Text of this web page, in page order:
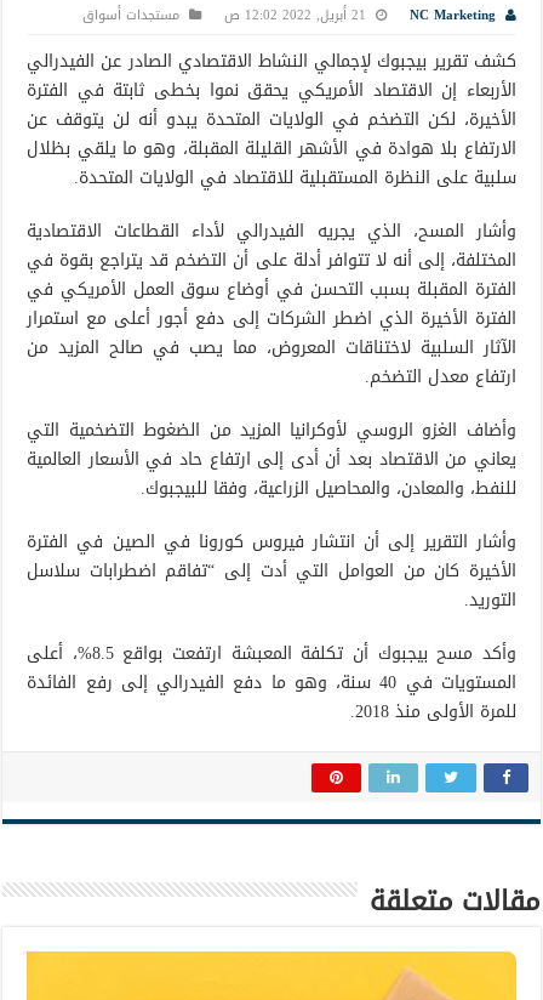
NC Marketing 21 أبريل, 2022 12:02 ص مستجدات أسواق
كشف تقرير بيجبوك لإجمالي النشاط الاقتصادي الصادر عن الفيدرالي
الأربعاء إن الاقتصاد الأمريكي يحقق نموا بخطى ثابتة في الفترة
الأخيرة، لكن التضخم في الولايات المتحدة يبدو أنه لن يتوقف عن
الارتفاع بلا هوادة في الأشهر القليلة المقبلة، وهو ما يلقي بظلال
سلبية على النظرة المستقبلية للاقتصاد في الولايات المتحدة.
وأشار المسح، الذي يجريه الفيدرالي لأداء القطاعات الاقتصادية
المختلفة، إلى أنه لا تتوافر أدلة على أن التضخم قد يتراجع بقوة في
الفترة المقبلة بسبب التحسن في أوضاع سوق العمل الأمريكي في
الفترة الأخيرة الذي اضطر الشركات إلى دفع أجور أعلى مع استمرار
الآثار السلبية لاختناقات المعروض، مما يصب في صالح المزيد من
ارتفاع معدل التضخم.
وأضاف الغزو الروسي لأوكرانيا المزيد من الضغوط التضخمية التي
يعاني من الاقتصاد بعد أن أدى إلى ارتفاع حاد في الأسعار العالمية
للنفط، والمعادن، والمحاصيل الزراعية، وفقا للبيجبوك.
وأشار التقرير إلى أن انتشار فيروس كورونا في الصين في الفترة
الأخيرة كان من العوامل التي أدت إلى “تفاقم اضطرابات سلاسل
التوريد.
وأكد مسح بيجبوك أن تكلفة المعبشة ارتفعت بواقع 8.5%، أعلى
المستويات في 40 سنة، وهو ما دفع الفيدرالي إلى رفع الفائدة
للمرة الأولى منذ 2018.
مقالات متعلقة